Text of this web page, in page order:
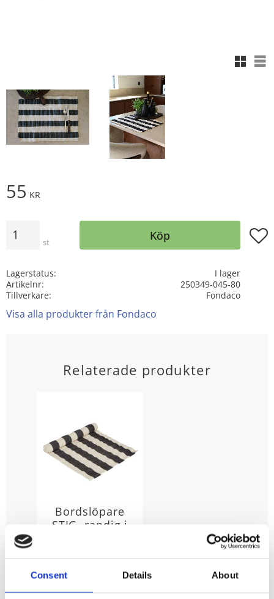
Consent Details About
55 KR
st Köp
Lagerstatus
I lager
Artikelnr
250349-045-80
Tillverkare
Fondaco
Visa alla produkter från Fondaco
Relaterade produkter
Bordslöpare
STIG, randig i
Stl. 35X120 cm.
klassiskt